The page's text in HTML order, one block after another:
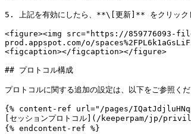
5. 上記を有効にしたら、**\[更新]** をクリックし
<figure><img src="https://
prod.appspot.com/o/
<figcaption></figcaption></figure>
## プロトコル構成
プロトコルに関する追加の設定は、以下をご参照くだ
{% content-ref url="/pages/
[セッションプロトコル](/keeperpam/jp/
{% endcontent-ref %}